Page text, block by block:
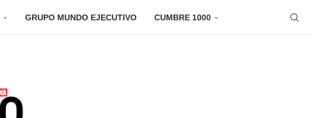
GRUPO MUNDO EJECUTIVO CUMBRE 1000